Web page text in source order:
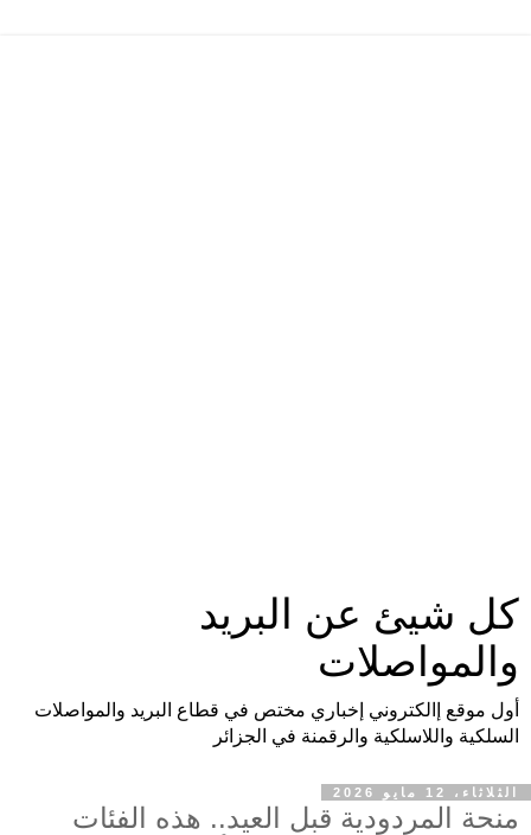
كل شيئ عن البريد
والمواصلات
أول موقع إالكتروني إخباري مختص في قطاع البريد والمواصلات
السلكية واللاسلكية والرقمنة في الجزائر
الثلاثاء، 12 مايو 2026
منحة المردودية قبل العيد.. هذه الفئات